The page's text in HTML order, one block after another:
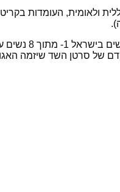
סרטן השד שיזמה האגודה